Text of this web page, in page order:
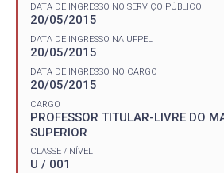
DATA DE INGRESSO NO SERVIÇO PÚBLICO
20/05/2015
DATA DE INGRESSO NA UFPEL
20/05/2015
DATA DE INGRESSO NO CARGO
20/05/2015
CARGO
PROFESSOR TITULAR-LIVRE DO
SUPERIOR
CLASSE / NÍVEL
U / 001